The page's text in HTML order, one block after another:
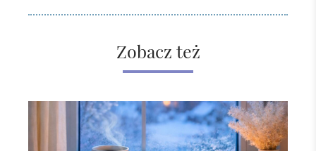
Zobacz też